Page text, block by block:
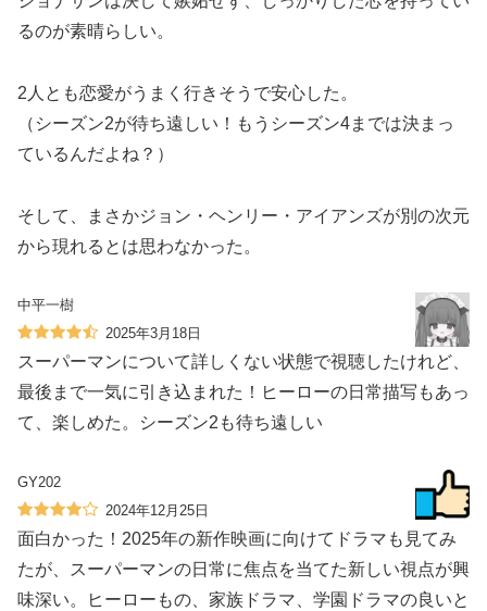
るのが素晴らしい。
2人とも恋愛がうまく行きそうで安心した。
（シーズン2が待ち遠しい！もうシーズン4までは決まっ
ているんだよね？）
そして、まさかジョン・ヘンリー・アイアンズが別の次元
から現れるとは思わなかった。
中平一樹
2025年3月18日
スーパーマンについて詳しくない状態で視聴したけれど、
最後まで一気に引き込まれた！ヒーローの日常描写もあっ
て、楽しめた。シーズン2も待ち遠しい
GY202
2024年12月25日
面白かった！2025年の新作映画に向けてドラマも見てみ
たが、スーパーマンの日常に焦点を当てた新しい視点が興
味深い。ヒーローもの、家族ドラマ、学園ドラマの良いと